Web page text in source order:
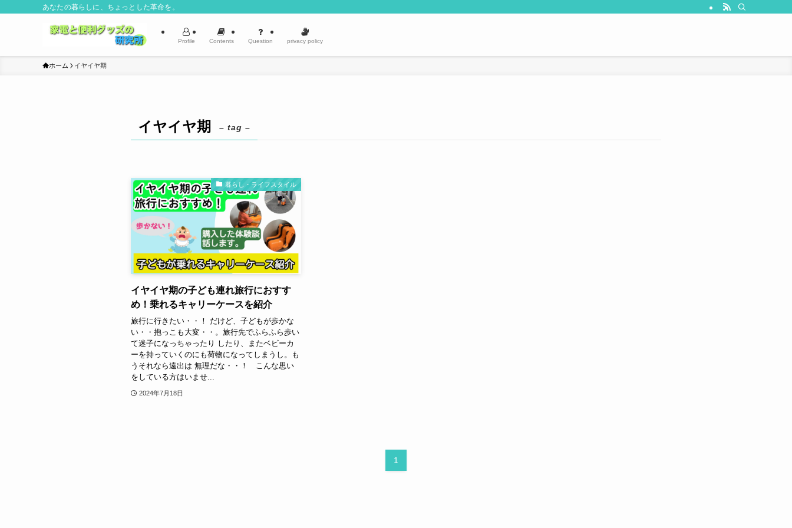
あなたの暮らしに、ちょっとした革命を。
Profile Contents Question privacy policy
ホーム イヤイヤ期
イヤイヤ期 – tag –
暮らし・ライフスタイル
イヤイヤ期の子ども連れ旅行におすす
め！乗れるキャリーケースを紹介
旅行に行きたい・・！ だけど、子どもが歩かな
い・・抱っこも大変・・。旅行先でふらふら歩い
て迷子になっちゃったり したり、またベビーカ
ーを持っていくのにも荷物になってしまうし。も
うそれなら遠出は 無理だな・・！ こんな思い
をしている方はいませ...
2024年7月18日
1